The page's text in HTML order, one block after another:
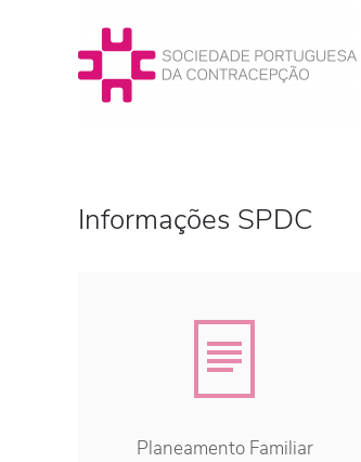
Informações SPDC
Planeamento Familiar